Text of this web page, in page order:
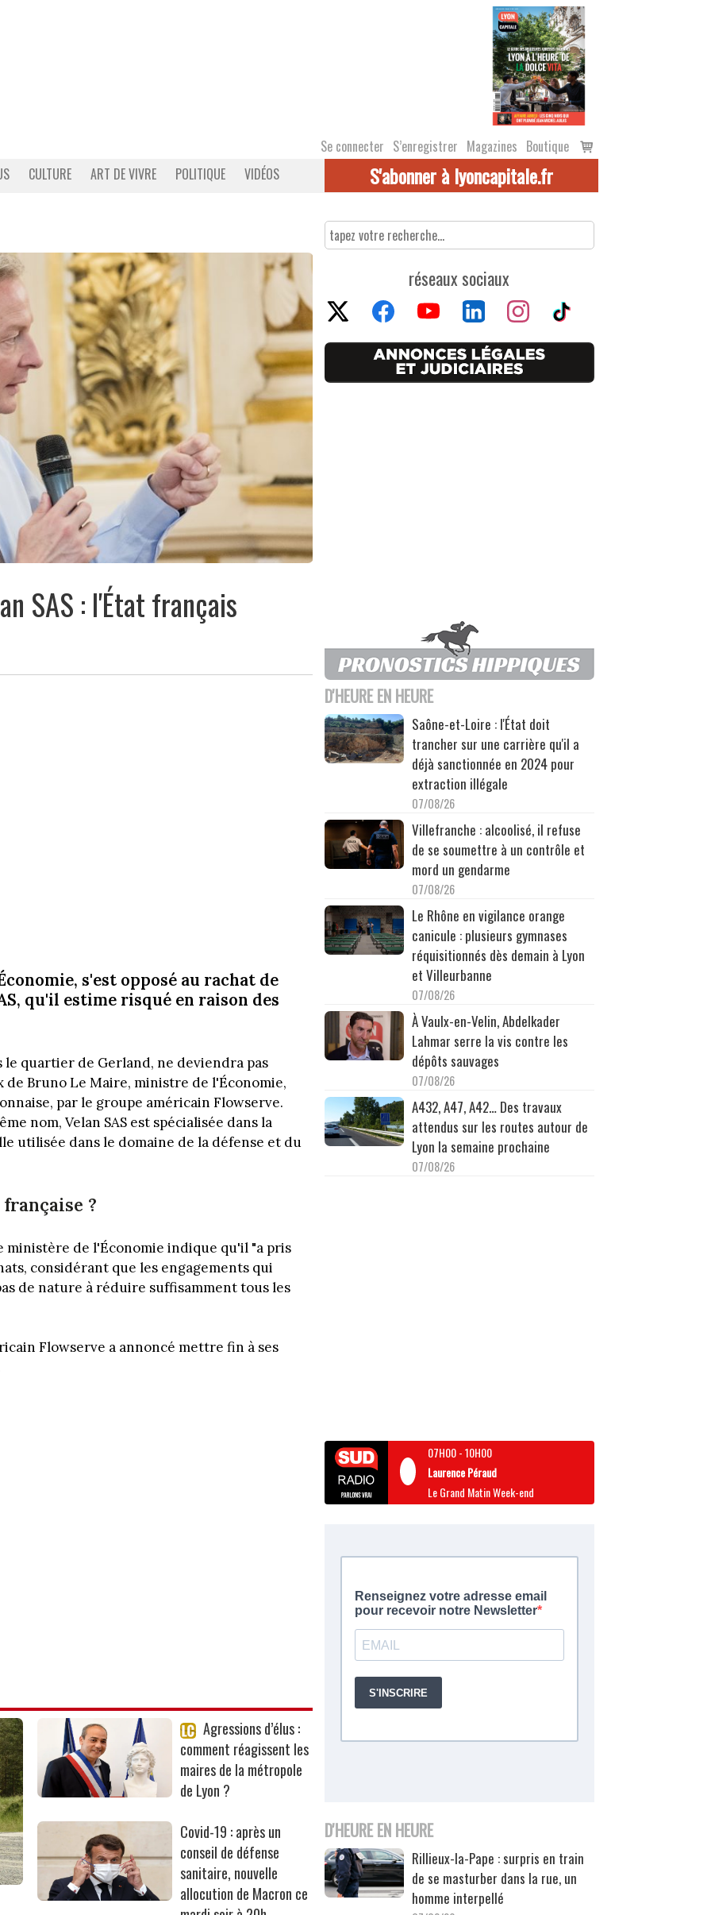
Se connecter S’enregistrer Magazines Boutique
Voir
le
CULTURE ART DE VIVRE POLITIQUE VIDÉOS S'abonner à lyoncapitale.fr
SAS : l'État français
s'est opposé au rachat de
qu'il estime risqué en raison des
le quartier de Gerland, ne deviendra pas
de Bruno Le Maire, ministre de l'Économie,
par le groupe américain Flowserve.
nom, Velan SAS est spécialisée dans la
utilisée dans le domaine de la défense et du
?
ministère de l'Économie indique qu'il "a pris
considérant que les engagements qui
de nature à réduire suffisamment tous les
Flowserve a annoncé mettre fin à ses
Agressions d’élus :
comment réagissent les
maires de la métropole
de Lyon ?
Covid-19 : après un
conseil de défense
sanitaire, nouvelle
allocution de Macron ce
réseaux sociaux
D'HEURE EN HEURE
Saône-et-Loire : l'État doit
trancher sur une carrière qu'il a
déjà sanctionnée en 2024 pour
extraction illégale
07/08/26
Villefranche : alcoolisé, il refuse
de se soumettre à un contrôle et
mord un gendarme
07/08/26
Le Rhône en vigilance orange
canicule : plusieurs gymnases
réquisitionnés dès demain à Lyon
et Villeurbanne
07/08/26
À Vaulx-en-Velin, Abdelkader
Lahmar serre la vis contre les
dépôts sauvages
07/08/26
A432, A47, A42… Des travaux
attendus sur les routes autour de
Lyon la semaine prochaine
07/08/26
07H00-10H00
Laurence Péraud
Le Grand Matin Week-end
D'HEURE EN HEURE
Rillieux-la-Pape : surpris en train
de se masturber dans la rue, un
homme interpellé